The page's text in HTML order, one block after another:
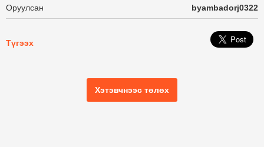
Оруулсан byambadorj0322
Түгээх
Хэтэвчнээс төлөх